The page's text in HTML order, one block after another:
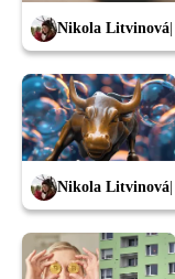
Nikola Litvinová
Nikola Litvinová